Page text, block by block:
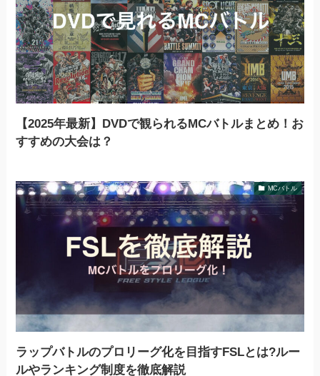
【2025年最新】DVDで観られるMCバトルまとめ！お
すすめの大会は？
MCバトル
ラップバトルのプロリーグ化を目指すFSLとは?ルー
ルやランキング制度を徹底解説